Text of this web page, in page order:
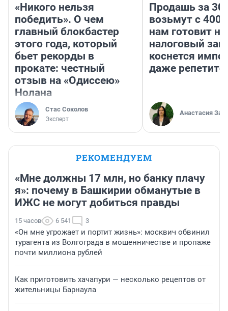
«Никого нельзя
победить». О чем
главный блокбастер
этого года, который
бьет рекорды в
прокате: честный
отзыв на «Одиссею»
Нолана
Стас Соколов
Эксперт
Продашь за
возьмут с
нам готовит
налоговый
коснется
даже
Анастасия
РЕКОМЕНДУЕМ
«Мне должны 17 млн, но банку плачу
я»: почему в Башкирии обманутые в
ИЖС не могут добиться правды
15 часов 6 541 3
«Он мне угрожает и портит жизнь»: москвич обвинил
турагента из Волгограда в мошенничестве и пропаже
почти миллиона рублей
Как приготовить хачапури — несколько рецептов от
жительницы Барнаула